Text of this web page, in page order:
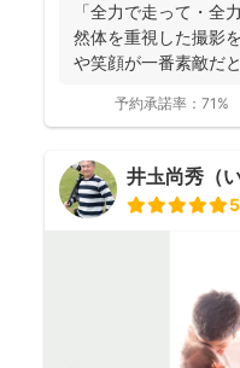
「全力で走って・全
然体を重視した撮影
や笑顔が一番素敵だ
予約承諾率： 71%
井圡尚秀（
5